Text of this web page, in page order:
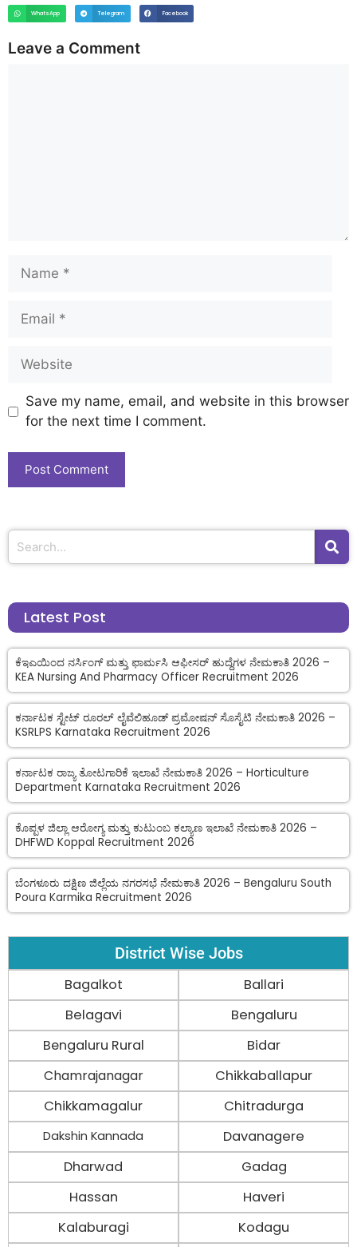
WhatsApp Telegram Facebook
Leave a Comment
Save my name, email, and website in this browser
for the next time I comment.
Latest Post
ಕೆಇಎಯಿಂದ ನರ್ಸಿಂಗ್ ಮತ್ತು ಫಾರ್ಮಸಿ ಆಫೀಸರ್ ಹುದ್ದೆಗಳ ನೇಮಕಾತಿ 2026 –
KEA Nursing And Pharmacy Officer Recruitment 2026
ಕರ್ನಾಟಕ ಸ್ಟೇಟ್ ರೂರಲ್ ಲೈವೆಲಿಹೂಡ್ ಪ್ರಮೋಷನ್ ಸೊಸೈಟಿ ನೇಮಕಾತಿ 2026 –
KSRLPS Karnataka Recruitment 2026
ಕರ್ನಾಟಕ ರಾಜ್ಯ ತೋಟಗಾರಿಕೆ ಇಲಾಖೆ ನೇಮಕಾತಿ 2026 – Horticulture
Department Karnataka Recruitment 2026
ಕೊಪ್ಪಳ ಜಿಲ್ಲಾ ಆರೋಗ್ಯ ಮತ್ತು ಕುಟುಂಬ ಕಲ್ಯಾಣ ಇಲಾಖೆ ನೇಮಕಾತಿ 2026 –
DHFWD Koppal Recruitment 2026
ಬೆಂಗಳೂರು ದಕ್ಷಿಣ ಜಿಲ್ಲೆಯ ನಗರಸಭೆ ನೇಮಕಾತಿ 2026 – Bengaluru South
Poura Karmika Recruitment 2026
District Wise Jobs
Bagalkot
Ballari
Belagavi
Bengaluru
Bengaluru Rural
Bidar
Chamrajanagar
Chikkaballapur
Chikkamagalur
Chitradurga
Dakshin Kannada
Davanagere
Dharwad
Gadag
Hassan
Haveri
Kalaburagi
Kodagu